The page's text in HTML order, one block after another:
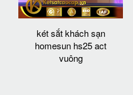
két sắt khách sạn
homesun hs25 act
vuông